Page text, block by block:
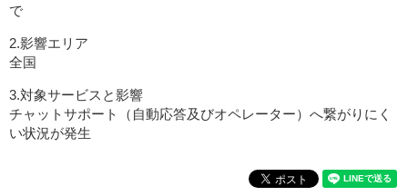
で
2.影響エリア
全国
3.対象サービスと影響
チャットサポート（自動応答及びオペレーター）へ繋がりにく
い状況が発生